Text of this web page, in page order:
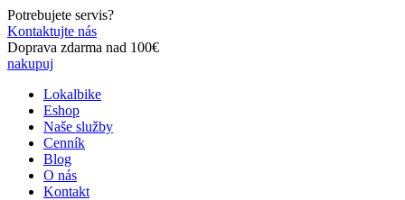
Preskočiť
na
obsah
Potrebujete servis?
Kontaktujte nás
Doprava zdarma nad 100€
nakupuj
Lokalbike
Eshop
Naše služby
Cenník
Blog
O nás
Kontakt